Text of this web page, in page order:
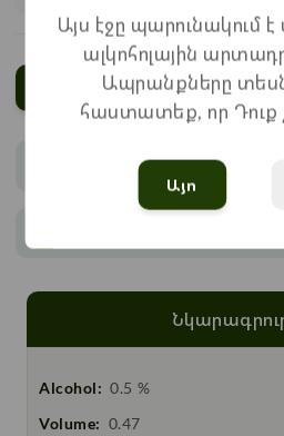
Ավելացնել
Վճարում
Alcohol: 0.5 %
Volume: 0.47
Այս էջը պարունակում է
ալկոհոլային
Ապրանքները
հաստատեք, որ
Այո